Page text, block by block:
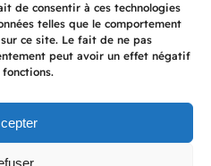
de consentir à ces technologies
telles que le comportement
ce site. Le fait de ne pas
peut avoir un effet négatif
| Tous
Mentions légales|
Conditions